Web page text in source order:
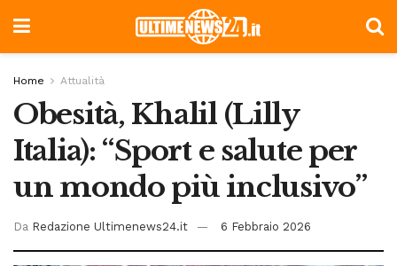
Home Attualità
Obesità, Khalil (Lilly
Italia): “Sport e salute per
un mondo più inclusivo”
Da Redazione Ultimenews24.it 6 Febbraio 2026